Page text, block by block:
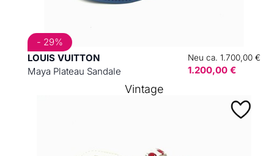
LOUIS VUITTON
Maya Plateau Sandale
Neu ca. 1.700,00 €
1.200,00 €
- 29%
Vintage